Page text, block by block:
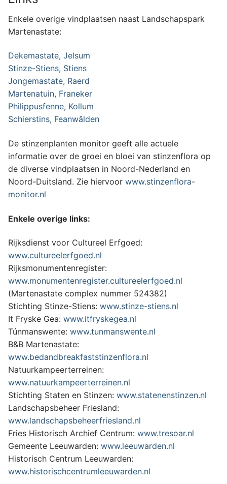
Enkele overige vindplaatsen naast Landschapspark
Martenastate:
Dekemastate, Jelsum
Stinze-Stiens, Stiens
Jongemastate, Raerd
Martenatuin, Franeker
Philippusfenne, Kollum
Schierstins, Feanwâlden
De stinzenplanten monitor geeft alle actuele
informatie over de groei en bloei van stinzenflora op
de diverse vindplaatsen in Noord-Nederland en
Noord-Duitsland. Zie hiervoor www.stinzenflora-
monitor.nl
Enkele overige links:
Rijksdienst voor Cultureel Erfgoed:
www.cultureelerfgoed.nl
Rijksmonumentenregister:
www.monumentenregister.cultureelerfgoed.nl
(Martenastate complex nummer 524382)
Stichting Stinze-Stiens: www.stinze-stiens.nl
It Fryske Gea: www.itfryskegea.nl
Túnmanswente: www.tunmanswente.nl
B&B Martenastate:
www.bedandbreakfaststinzenflora.nl
Natuurkampeerterreinen:
www.natuurkampeerterreinen.nl
Stichting Staten en Stinzen: www.statenenstinzen.nl
Landschapsbeheer Friesland:
www.landschapsbeheerfriesland.nl
Fries Historisch Archief Centrum: www.tresoar.nl
Gemeente Leeuwarden: www.leeuwarden.nl
Historisch Centrum Leeuwarden:
www.historischcentrumleeuwarden.nl